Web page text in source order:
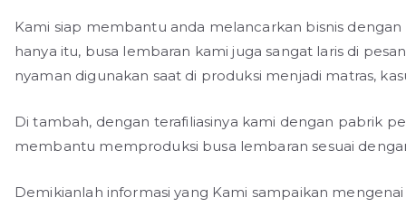
Kami siap membantu anda melancarkan bisnis
hanya itu, busa lembaran kami juga sangat laris di
nyaman digunakan saat di produksi menjadi matras,
Di tambah, dengan terafiliasinya kami dengan pabrik
membantu memproduksi busa lembaran sesuai
Demikianlah informasi yang Kami sampaikan